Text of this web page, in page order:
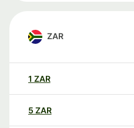
ZAR
1 ZAR
5 ZAR